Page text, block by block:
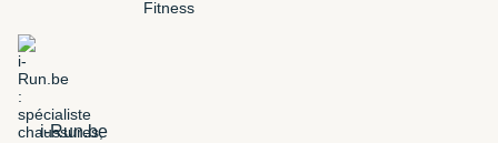
i-Run.be